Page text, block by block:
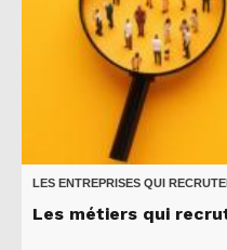
LES ENTREPRISES QUI
Les métiers qui